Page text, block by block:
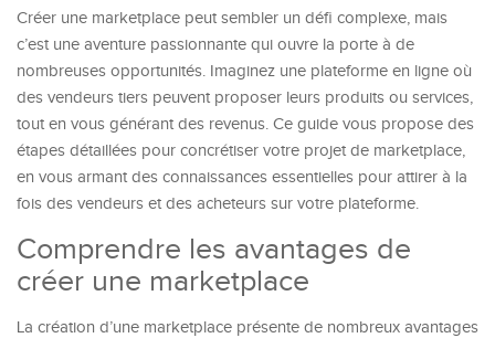
Créer une marketplace peut sembler un défi complexe, mais
c’est une aventure passionnante qui ouvre la porte à de
nombreuses opportunités. Imaginez une plateforme en ligne où
des vendeurs tiers peuvent proposer leurs produits ou services,
tout en vous générant des revenus. Ce guide vous propose des
étapes détaillées pour concrétiser votre projet de marketplace,
en vous armant des connaissances essentielles pour attirer à la
fois des vendeurs et des acheteurs sur votre plateforme.
Comprendre les avantages de
créer une marketplace
La création d’une marketplace présente de nombreux avantages